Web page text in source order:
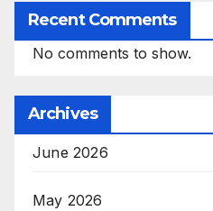
Recent Comments
No comments to show.
Archives
June 2026
May 2026